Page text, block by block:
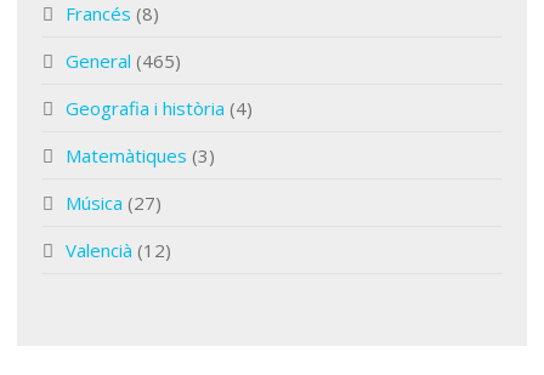
Francés (8)
General (465)
Geografia i història (4)
Matemàtiques (3)
Música (27)
Valencià (12)